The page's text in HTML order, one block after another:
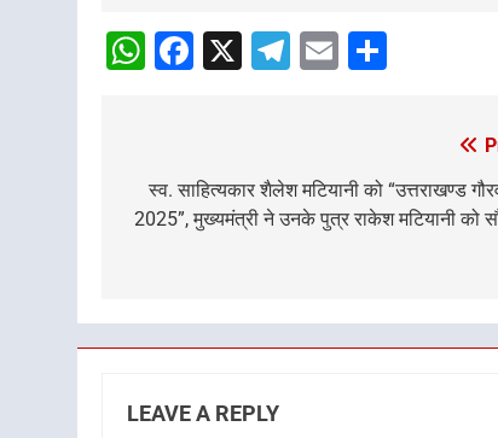
navigation
WhatsApp
Facebook
X Telegram
Email
navigation
स्व. साहित्यकार शैलेश मटियानी को “उत्तराखण्ड
2025”, मुख्यमंत्री ने उनके पुत्र राकेश मटियानी को
LEAVE A REPLY